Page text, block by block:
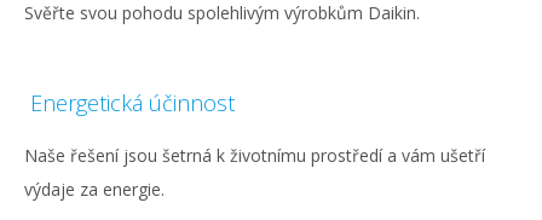
Svěřte svou pohodu spolehlivým výrobkům Daikin.
Energetická účinnost
Naše řešení jsou šetrná k životnímu prostředí a vám ušetří
výdaje za energie.